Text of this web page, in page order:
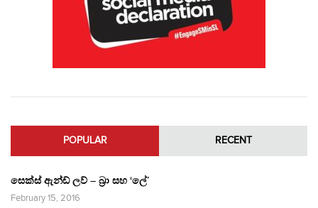
POPULAR RECENT
සෙක්ස් ඇන්ඩ් ලව් – බ්‍රා සහ ‘ලේ’
February 15, 2016